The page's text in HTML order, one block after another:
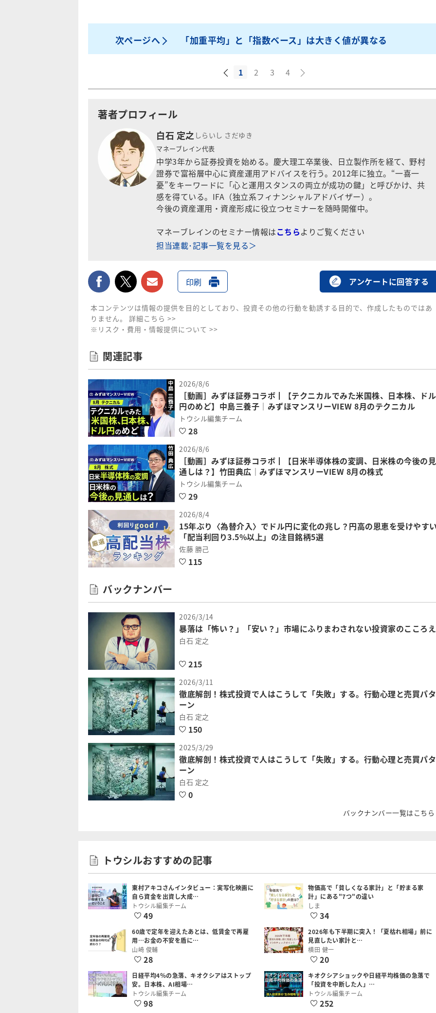
次ページへ 「加重平均」と「指数ベース」は大きく値が異なる
1 2 3 4
著者プロフィール
白石 定之 しらいし さだゆき
マネーブレイン代表
中学3年から証券投資を始める。慶大理工卒業後、日立製作所を経て、野村
證券で富裕層中心に資産運用アドバイスを行う。2012年に独立。“一喜一
憂”をキーワードに「心と運用スタンスの両立が成功の鍵」と呼びかけ、共
感を得ている。IFA（独立系フィナンシャルアドバイザー）。
今後の資産運用・資産形成に役立つセミナーを随時開催中。
マネーブレインのセミナー情報はこちらよりご覧ください
担当連載･記事一覧を見る＞
facebooktwitter メールで送る
印刷 アンケートに回答する
本コンテンツは情報の提供を目的としており、投資その他の行動を勧誘する目的で、作成したものではあ
りません。 詳細こちら >>
※リスク・費用・情報提供について >>
関連記事
2026/8/6
［動画］みずほ証券コラボ┃【テクニカルでみた米国株、日本株、ドル
円のめど】中島三養子│みずほマンスリーVIEW 8月のテクニカル
トウシル編集チーム
28
2026/8/6
［動画］みずほ証券コラボ┃【日米半導体株の変調、日米株の今後の見
通しは？】竹田典広│みずほマンスリーVIEW 8月の株式
トウシル編集チーム
29
2026/8/4
15年ぶり〈為替介入〉でドル円に変化の兆し？円高の恩恵を受けやす
「配当利回り3.5%以上」の注目銘柄5選
佐藤 勝己
115
バックナンバー
2026/3/14
暴落は「怖い？」「安い？」市場にふりまわされない投資家のこころえ
白石 定之
215
2026/3/11
徹底解剖！株式投資で人はこうして「失敗」する。行動心理と売買パタ
ーン
白石 定之
150
2025/3/29
徹底解剖！株式投資で人はこうして「失敗」する。行動心理と売買パタ
ーン
白石 定之
0
バックナンバー一覧はこちら
トウシルおすすめの記事
東村アキコさんインタビュー：実写化映画に
自ら資金を出資し大成…
トウシル編集チーム
49
物価高で「貧しくなる家計」と「貯まる家
計」にある"7つ"の違い
しま
34
60歳で定年を迎えたあとは、低賃金で再雇
用…お金の不安を盾に…
山崎 俊輔
28
2026年も下半期に突入！「夏枯れ相場」前に
見直したい家計と…
横田 健一
20
日経平均4％の急落、キオクシアはストップ
安。日本株、AI相場…
トウシル編集チーム
98
キオクシアショックや日経平均株価の急落で
「投資を中断した人」…
トウシル編集チーム
252